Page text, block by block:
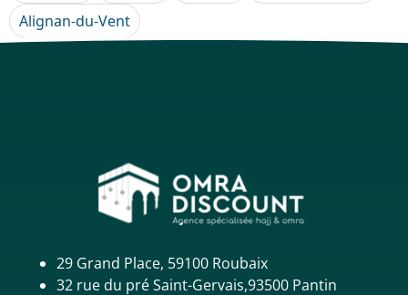
Alignan-du-Vent
29 Grand Place, 59100 Roubaix
32 rue du pré Saint-Gervais,93500 Pantin